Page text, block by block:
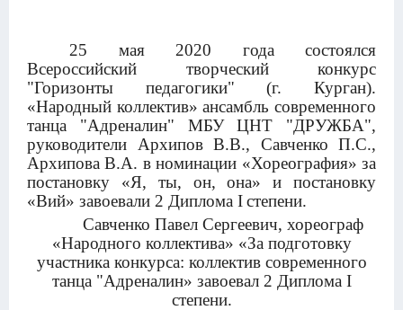
25 мая 2020 года состоялся
Всероссийский творческий конкурс
"Горизонты педагогики" (г. Курган).
«Народный коллектив» ансамбль современного
танца "Адреналин" МБУ ЦНТ "ДРУЖБА",
руководители Архипов В.В., Савченко П.С.,
Архипова В.А. в номинации «Хореография» за
постановку «Я, ты, он, она» и постановку
«Вий» завоевали 2 Диплома Iстепени.
Савченко Павел Сергеевич, хореограф
«Народного коллектива» «За подготовку
участника конкурса: коллектив современного
танца "Адреналин» завоевал 2 Диплома I
степени.